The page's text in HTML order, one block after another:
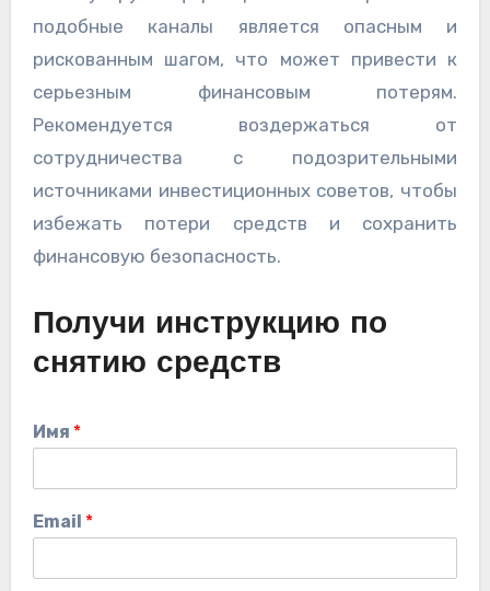
подобные каналы является опасным и
рискованным шагом, что может привести к
серьезным финансовым потерям.
Рекомендуется воздержаться от
сотрудничества с подозрительными
источниками инвестиционных советов, чтобы
избежать потери средств и сохранить
финансовую безопасность.
Получи инструкцию по
снятию средств
Имя *
Email *